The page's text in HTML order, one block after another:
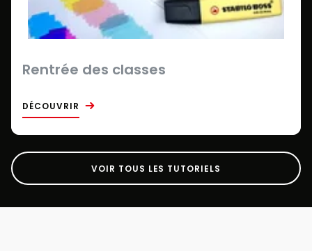
Rentrée des classes
DÉCOUVRIR
VOIR TOUS LES TUTORIELS